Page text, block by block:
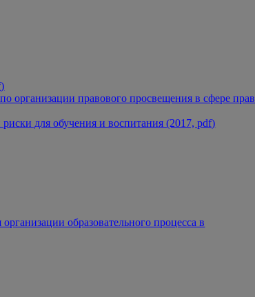
организации правового просвещения в сфере прав
для обучения и воспитания (2017, pdf)
образовательного процесса в